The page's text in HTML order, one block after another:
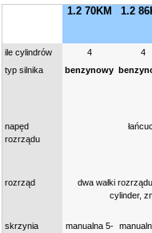
1.2 70KM 1.2
ile cylindrów 4
4
typ silnika
benzynowy
napęd
rozrządu
rozrząd
dwa wałki
cylinder,
skrzynia
manualna 5-